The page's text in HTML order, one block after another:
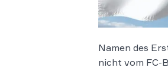
Namen des
nicht vom FC-